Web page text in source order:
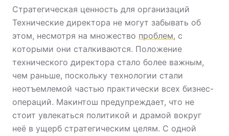
Стратегическая ценность для организаций
Технические директора не могут забывать об
этом, несмотря на множество проблем, с
которыми они сталкиваются. Положение
технического директора стало более важным,
чем раньше, поскольку технологии стали
неотъемлемой частью практически всех бизнес-
операций. Макинтош предупреждает, что не
стоит увлекаться политикой и драмой вокруг
неё в ущерб стратегическим целям. С одной